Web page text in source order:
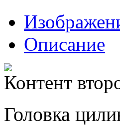
Описание
Контент
Головка